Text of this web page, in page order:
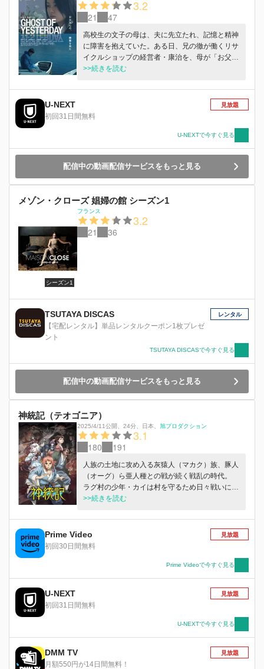
3.2
21 47
高校生の文子の母は、夫に先立たれ、記憶と精神
に障害を抱えていた。ある日、兄の徹が働くリサ
イクルショップの経営者・康治を、母が「お父さ
ん」と呼んだことから、文子は康冶に母の夫とし
生活が始まるが…。
>>続きを読む
U-NEXT
初回31日間無料
見放題
U-NEXTで今すぐ見る
配信中の動画配信サービスをもっと見る
メゾン・クローズ 娼婦の館 シーズン1
シーズン1
フランス
3.2
21 36
TSUTAYA DISCAS
【宅配レンタル】単品レンタルクーポン1枚プレゼ
ント
レンタル
TSUTAYA DISCASで今すぐ見る
配信中の動画配信サービスをもっと見る
神統記（テオゴニア）
2025/4/11公開 24分 日本 旭プロダクション
3.1
180 191
人族の土地に攻め入る灰猿人（マカク）族、豚人
（オーグ）ら亜人種との戦が続く戦乱の時代。
ラグ村の少年・カイは村を守るため日々戦いに明
け暮れていた。 「加護持ち」と呼ばれる強大な
次々と仲間が倒れていく中、突如、自身が経験し
た事がないはずの「不思議な記憶」を思い出す。
それはこの世界より文明が進んだ技術や人々の生
かったカイだが、やがて大きな試練に巻き込まれ
ていくことになり…。 過酷な世界で一人の少年
の戦いと成長を綴る壮大なファンタジーがここに
>>続きを読む
Prime Video
初回30日間無料
見放題
Prime Videoで今すぐ見る
U-NEXT
初回31日間無料
見放題
U-NEXTで今すぐ見る
DMM TV
月額550円が14日間無料！
見放題